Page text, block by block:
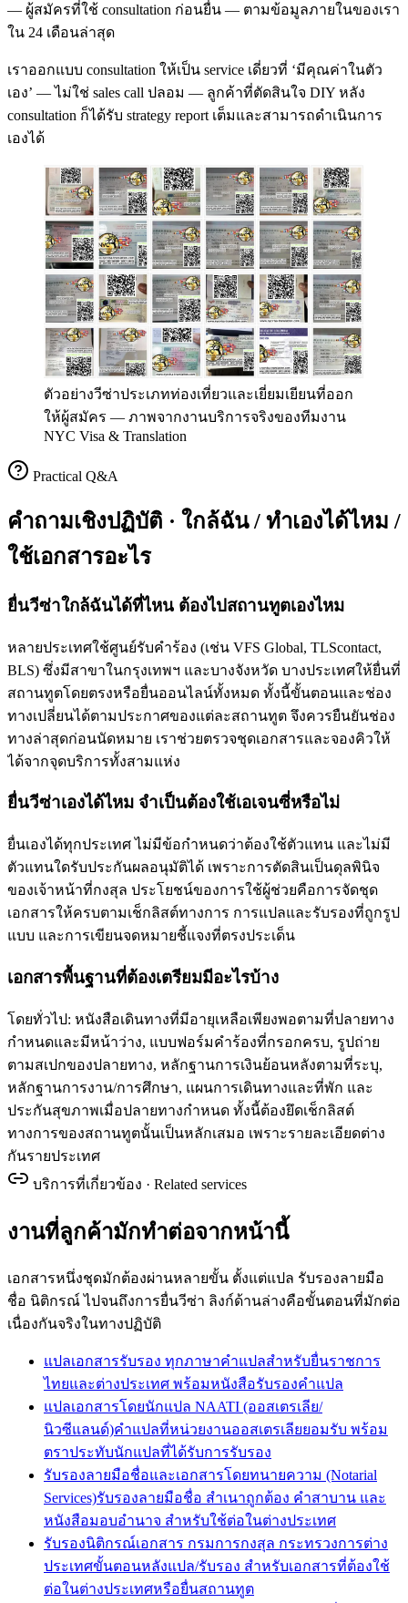
— ผู้สมัครที่ใช้ consultation ก่อนยื่น — ตามข้อมูลภายในของเรา
ใน 24 เดือนล่าสุด
เราออกแบบ consultation ให้เป็น service เดี่ยวที่ ‘มีคุณค่าในตัว
เอง’ — ไม่ใช่ sales call ปลอม — ลูกค้าที่ตัดสินใจ DIY หลัง
consultation ก็ได้รับ strategy report เต็มและสามารถดำเนินการ
เองได้
ตัวอย่างวีซ่าประเภทท่องเที่ยวและเยี่ยมเยียนที่ออก
ให้ผู้สมัคร — ภาพจากงานบริการจริงของทีมงาน
NYC Visa & Translation
Practical Q&A
คำถามเชิงปฏิบัติ · ใกล้ฉัน / ทำเองได้ไหม /
ใช้เอกสารอะไร
ยื่นวีซ่าใกล้ฉันได้ที่ไหน ต้องไปสถานทูตเองไหม
หลายประเทศใช้ศูนย์รับคำร้อง (เช่น VFS Global, TLScontact,
BLS) ซึ่งมีสาขาในกรุงเทพฯ และบางจังหวัด บางประเทศให้ยื่นที่
สถานทูตโดยตรงหรือยื่นออนไลน์ทั้งหมด ทั้งนี้ขั้นตอนและช่อง
ทางเปลี่ยนได้ตามประกาศของแต่ละสถานทูต จึงควรยืนยันช่อง
ทางล่าสุดก่อนนัดหมาย เราช่วยตรวจชุดเอกสารและจองคิวให้
ได้จากจุดบริการทั้งสามแห่ง
ยื่นวีซ่าเองได้ไหม จำเป็นต้องใช้เอเจนซี่หรือไม่
ยื่นเองได้ทุกประเทศ ไม่มีข้อกำหนดว่าต้องใช้ตัวแทน และไม่มี
ตัวแทนใดรับประกันผลอนุมัติได้ เพราะการตัดสินเป็นดุลพินิจ
ของเจ้าหน้าที่กงสุล ประโยชน์ของการใช้ผู้ช่วยคือการจัดชุด
เอกสารให้ครบตามเช็กลิสต์ทางการ การแปลและรับรองที่ถูกรูป
แบบ และการเขียนจดหมายชี้แจงที่ตรงประเด็น
เอกสารพื้นฐานที่ต้องเตรียมมีอะไรบ้าง
โดยทั่วไป: หนังสือเดินทางที่มีอายุเหลือเพียงพอตามที่ปลายทาง
กำหนดและมีหน้าว่าง, แบบฟอร์มคำร้องที่กรอกครบ, รูปถ่าย
ตามสเปกของปลายทาง, หลักฐานการเงินย้อนหลังตามที่ระบุ,
หลักฐานการงาน/การศึกษา, แผนการเดินทางและที่พัก และ
ประกันสุขภาพเมื่อปลายทางกำหนด ทั้งนี้ต้องยึดเช็กลิสต์
ทางการของสถานทูตนั้นเป็นหลักเสมอ เพราะรายละเอียดต่าง
กันรายประเทศ
บริการที่เกี่ยวข้อง · Related services
งานที่ลูกค้ามักทำต่อจากหน้านี้
เอกสารหนึ่งชุดมักต้องผ่านหลายขั้น ตั้งแต่แปล รับรองลายมือ
ชื่อ นิติกรณ์ ไปจนถึงการยื่นวีซ่า ลิงก์ด้านล่างคือขั้นตอนที่มักต่อ
เนื่องกันจริงในทางปฏิบัติ
แปลเอกสารรับรอง ทุกภาษาคำแปลสำหรับยื่นราชการ
ไทยและต่างประเทศ พร้อมหนังสือรับรองคำแปล
แปลเอกสารโดยนักแปล NAATI (ออสเตรเลีย/
นิวซีแลนด์)คำแปลที่หน่วยงานออสเตรเลียยอมรับ พร้อม
ตราประทับนักแปลที่ได้รับการรับรอง
รับรองลายมือชื่อและเอกสารโดยทนายความ (Notarial
Services)รับรองลายมือชื่อ สำเนาถูกต้อง คำสาบาน และ
หนังสือมอบอำนาจ สำหรับใช้ต่อในต่างประเทศ
รับรองนิติกรณ์เอกสาร กรมการกงสุล กระทรวงการต่าง
ประเทศขั้นตอนหลังแปล/รับรอง สำหรับเอกสารที่ต้องใช้
ต่อในต่างประเทศหรือยื่นสถานทูต